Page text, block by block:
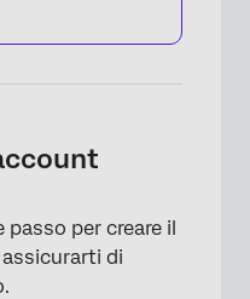
per creare il
di